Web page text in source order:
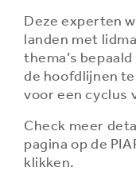
Deze experten
landen met
thema’s
de hoofdlijnen
voor een cyclus
Check meer
pagina op de
klikken.